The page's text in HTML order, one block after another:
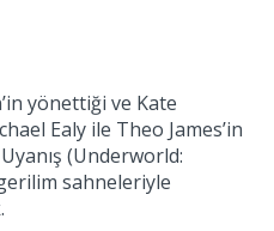
yönettiği ve Kate
Ealy ile Theo James’in
(Underworld:
sahneleriyle